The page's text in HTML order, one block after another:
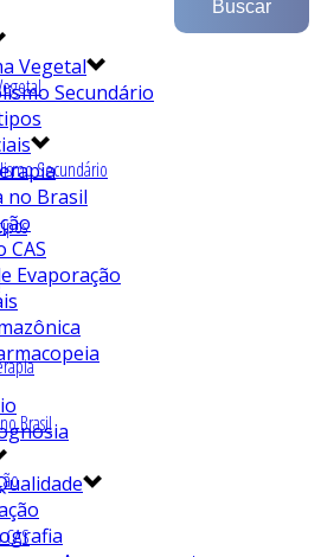
Secundário
Brasil
Vegetal
Secundário
no Brasil
CAS
Evaporação